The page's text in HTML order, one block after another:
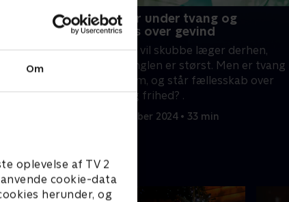
Om
oplevelse af TV 2
cookie-data
herunder, og
Men er det
6. Læger under tvang og
gaveræs over gevind
Ny aftale vil skubbe læger derhen,
hvor manglen er størst. Men er tvang
vejen frem, og står fællesskab over
personlig frihed? .
17. december 2024 • 33 min